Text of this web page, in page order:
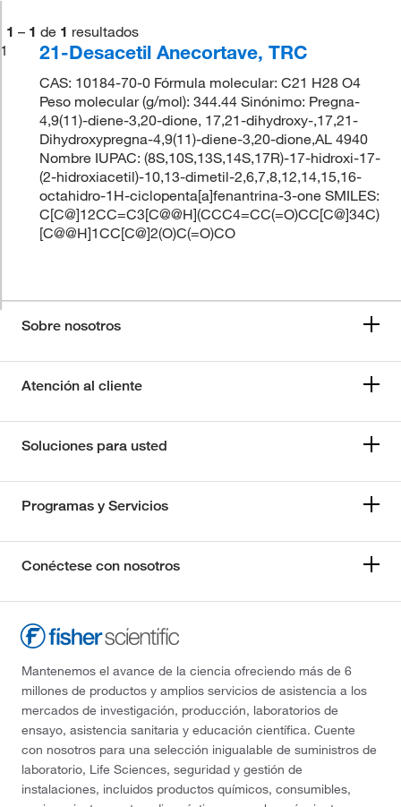
1 – 1 de 1 resultados
1
21-Desacetil Anecortave, TRC
CAS: 10184-70-0 Fórmula molecular: C21 H28 O4
Peso molecular (g/mol): 344.44 Sinónimo: Pregna-
4,9(11)-diene-3,20-dione, 17,21-dihydroxy-,17,21-
Dihydroxypregna-4,9(11)-diene-3,20-dione,AL 4940
Nombre IUPAC: (8S,10S,13S,14S,17R)-17-hidroxi-17-
(2-hidroxiacetil)-10,13-dimetil-2,6,7,8,12,14,15,16-
octahidro-1H-ciclopenta[a]fenantrina-3-one SMILES:
C[C@]12CC=C3[C@@H](CCC4=CC(=O)CC[C@]34C)
[C@@H]1CC[C@]2(O)C(=O)CO
Sobre nosotros
Atención al cliente
Soluciones para usted
Programas y Servicios
Conéctese con nosotros
Mantenemos el avance de la ciencia ofreciendo más de 6
millones de productos y amplios servicios de asistencia a los
mercados de investigación, producción, laboratorios de
ensayo, asistencia sanitaria y educación científica. Cuente
con nosotros para una selección inigualable de suministros de
laboratorio, Life Sciences, seguridad y gestión de
instalaciones, incluidos productos químicos, consumibles,